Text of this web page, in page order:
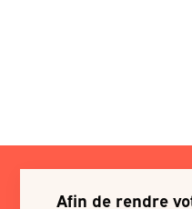
Afin de rendre